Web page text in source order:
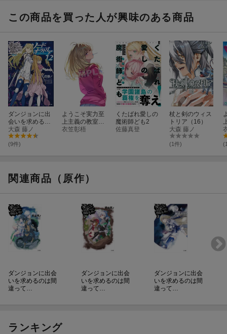
リア(34)
ア17 小冊子付
き特装版
この商品を買った人が興味のある商品
ダンジョンに出
会いを求めるの
は間違っている
だろうか外伝
ソード・オラト
大森 藤ノ
(9件)
ようこそ実力至
上主義の教室へ
4th Season 2年
衣笠彰梧
くたばれ愛しの
魔術師ども2
佐藤真登
杖と剣のウィス
トリア（16）
大森 藤ノ
(1件)
関連商品（原作）
ダンジョンに出会
いを求めるのは間
違って…
ダンジョンに出会
いを求めるのは間
違って…
ダンジョンに出会
いを求めるのは間
違って…
ランキング